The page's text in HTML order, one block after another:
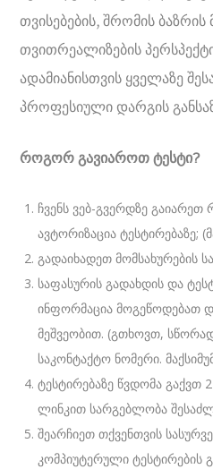
თვისებების, შრომის
თვითრეალიზების
ადამიანისთვის ყველაზე
პროფესიული დარგის
როგორ გავიაროთ ტესტი?
ჩვენს ვებ-გვერდზე გაიარეთ
ავტორიზაცია ტესტირებაზე;
გადაიხადეთ მომსახურების
საფასურის გადახდის და
ინფორმაცია მოგეწოდებათ
მეშვეობით. (გთხოვთ,
საკონტაქტო ნომერი.
ტესტირებაზე წვდომა გაქვთ
ლინკით სარგებლობა
შეარჩიეთ თქვენთვის
კომპიუტერული ტესტირების